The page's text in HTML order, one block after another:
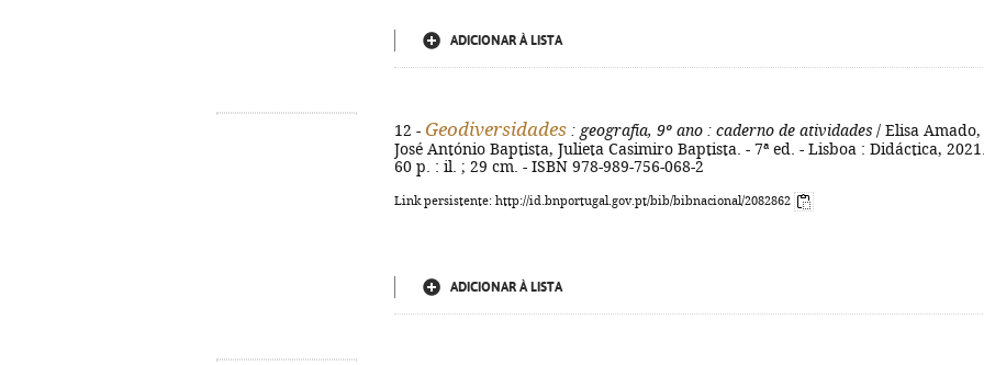
ADICIONAR À LISTA
12 - Geodiversidades : geografia, 9º ano : caderno de atividades / Elisa Amado,
José António Baptista, Julieta Casimiro Baptista. - 7ª ed. - Lisboa : Didáctica,
60 p. : il. ; 29 cm. - ISBN 978-989-756-068-2
Link persistente: http://id.bnportugal.gov.pt/bib/bibnacional/2082862
ADICIONAR À LISTA